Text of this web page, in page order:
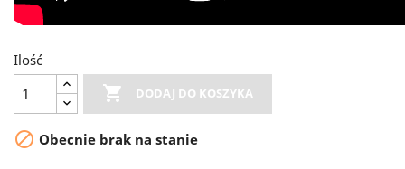
Ilość
 DODAJ DO KOSZYKA
 Obecnie brak na stanie